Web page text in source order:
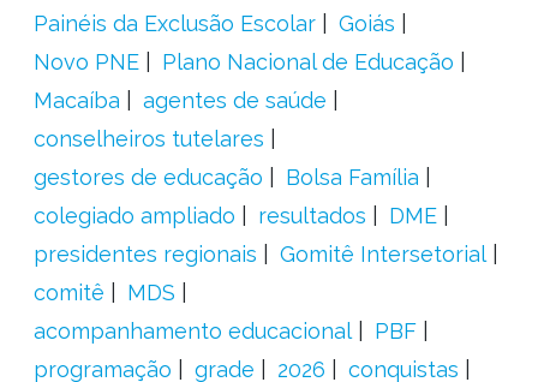
Painéis da Exclusão Escolar
Goiás
Novo PNE
Plano Nacional de Educação
Macaíba
agentes de saúde
conselheiros tutelares
gestores de educação
Bolsa Família
colegiado ampliado
resultados
DME
presidentes regionais
Gomitê Intersetorial
comitê
MDS
acompanhamento educacional
PBF
programação
grade 2026 conquistas